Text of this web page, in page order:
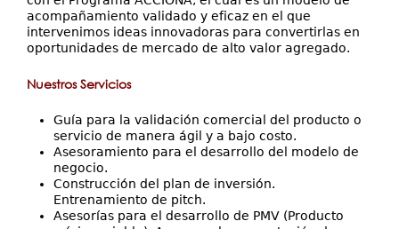
acompañamiento validado y eficaz en el que
intervenimos ideas innovadoras para convertirlas en
oportunidades de mercado de alto valor agregado.
Nuestros Servicios
Guía para la validación comercial del producto o
servicio de manera ágil y a bajo costo.
Asesoramiento para el desarrollo del modelo de
negocio.
Construcción del plan de inversión.
Entrenamiento de pitch.
Asesorías para el desarrollo de PMV (Producto